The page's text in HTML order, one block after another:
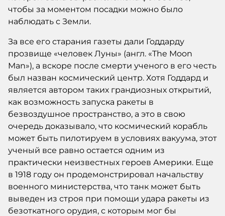
чтобы за моментом посадки можно было
наблюдать с Земли.
За все его старания газеты дали Годдарду
прозвище «человек Луны» (англ. «The Moon
Man»), а вскоре после смерти ученого в его честь
был назван космический центр. Хотя Годдард и
является автором таких грандиозных открытий,
как возможность запуска ракеты в
безвоздушное пространство, а это в свою
очередь доказывало, что космический корабль
может быть пилотируем в условиях вакуума, этот
ученый все равно остается одним из
практически неизвестных героев Америки. Еще
в 1918 году он продемонстрировал начальству
военного министерства, что танк может быть
выведен из строя при помощи удара ракеты из
безоткатного орудия, с которым мог бы